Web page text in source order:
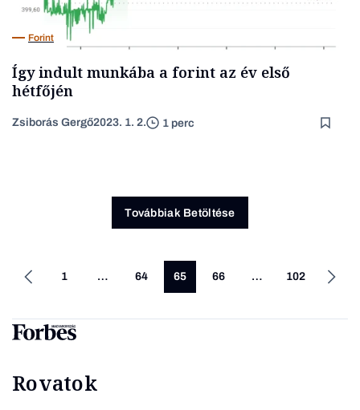
Forint
Így indult munkába a forint az év első
hétfőjén
Zsiborás Gergő2023. 1. 2. 1 perc
Továbbiak Betöltése
1 … 64 65 66 … 102
Rovatok